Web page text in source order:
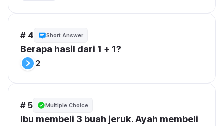
# 4 Short Answer
Berapa hasil dari 1 + 1?
2
# 5 Multiple Choice
Ibu membeli 3 buah jeruk. Ayah membeli